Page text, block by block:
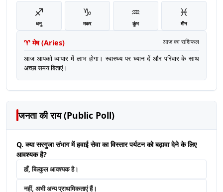
♐
धनु
♑
मकर
♒
कुंभ
♓
मीन
♈ मेष(Aries) आज का राशिफल
आज आपको व्यापार में लाभ होगा। स्वास्थ्य पर ध्यान दें और परिवार के साथ
अच्छा समय बिताएं।
जनता की राय (Public Poll)
Q. क्या सरगुजा संभाग में हवाई सेवा का विस्तार पर्यटन को बढ़ावा देने के लिए
आवश्यक है?
हाँ, बिल्कुल आवश्यक है।
नहीं, अभी अन्य प्राथमिकताएं हैं।